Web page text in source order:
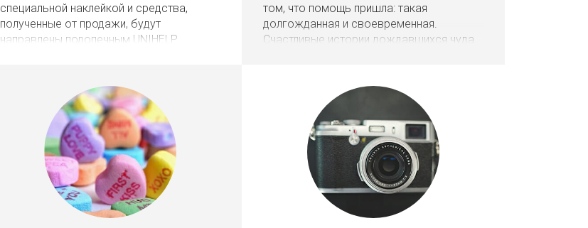
специальной наклейкой и средства,
полученные от продажи, будут
направлены подопечным UNIHELP.
том, что помощь пришла: такая
долгожданная и своевременная.
Счастливые истории дождавшихся чуда
жизнь - не знает никто, они остаются в
тени. Нам кажется очень важным -
начать эти имена озвучивать.